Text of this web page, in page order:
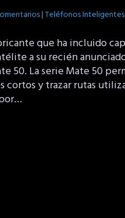
|Teléfonos Inteligentes
que ha incluido
a su recién
50. La serie Mate 50
cortos y trazar rutas